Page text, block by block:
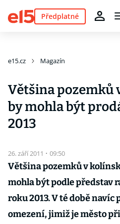
Předplatné
e15.cz Magazín
Většina pozemků
by mohla být
2013
26. září 2011 · 09:50
Většina pozemků v
mohla být podle představ
roku 2013. V té době
omezení, jimiž je město